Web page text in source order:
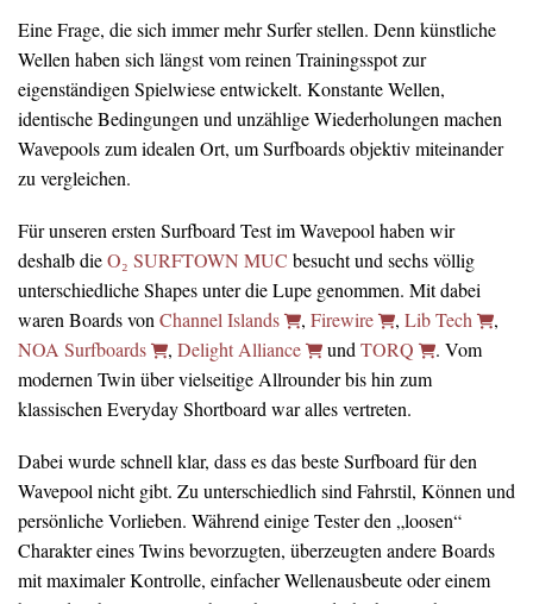
Eine Frage, die sich immer mehr Surfer stellen. Denn künstliche
Wellen haben sich längst vom reinen Trainingsspot zur
eigenständigen Spielwiese entwickelt. Konstante Wellen,
identische Bedingungen und unzählige Wiederholungen machen
Wavepools zum idealen Ort, um Surfboards objektiv miteinander
zu vergleichen.
Für unseren ersten Surfboard Test im Wavepool haben wir
deshalb dieO₂ SURFTOWN MUC besucht und sechs völlig
unterschiedliche Shapes unter die Lupe genommen. Mit dabei
waren Boards von Channel Islands , Firewire , Lib Tech
,
NOA Surfboards
, Delight Alliance und TORQ
. Vom
modernen Twin über vielseitige Allrounder bis hin zum
klassischen Everyday Shortboard war alles vertreten.
Dabei wurde schnell klar, dass es das beste Surfboard für den
Wavepool nicht gibt. Zu unterschiedlich sind Fahrstil, Können und
persönliche Vorlieben. Während einige Tester den „loosen“
Charakter eines Twins bevorzugten, überzeugten andere Boards
mit maximaler Kontrolle, einfacher Wellenausbeute oder einem